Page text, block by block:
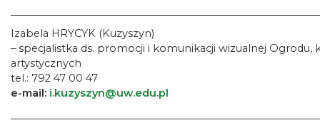
Izabela HRYCYK (Kuzyszyn)
– specjalistka ds. promocji i komunikacji wizualnej
artystycznych
tel.: 792 47 00 47
e-mail: i.kuzyszyn@uw.edu.pl